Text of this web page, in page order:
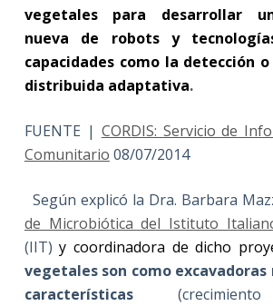
vegetales para desarrollar
nueva de robots y
capacidades como la detección
distribuida adaptativa.
FUENTE | CORDIS: Servicio de
Comunitario 08/07/2014
Según explicó la Dra. Barbara
de Microbiótica del Istituto
(IIT)y coordinadora de dicho
vegetales son como
características(crecimiento